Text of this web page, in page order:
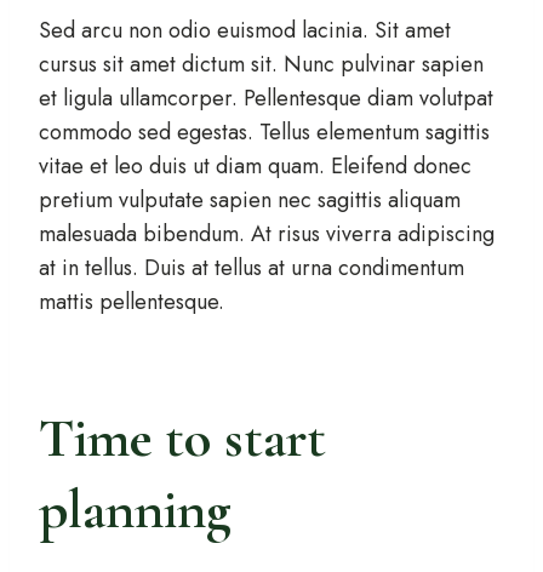
Sed arcu non odio euismod lacinia. Sit amet
cursus sit amet dictum sit. Nunc pulvinar sapien
et ligula ullamcorper. Pellentesque diam volutpat
commodo sed egestas. Tellus elementum sagittis
vitae et leo duis ut diam quam. Eleifend donec
pretium vulputate sapien nec sagittis aliquam
malesuada bibendum. At risus viverra adipiscing
at in tellus. Duis at tellus at urna condimentum
mattis pellentesque.
Time to start
planning